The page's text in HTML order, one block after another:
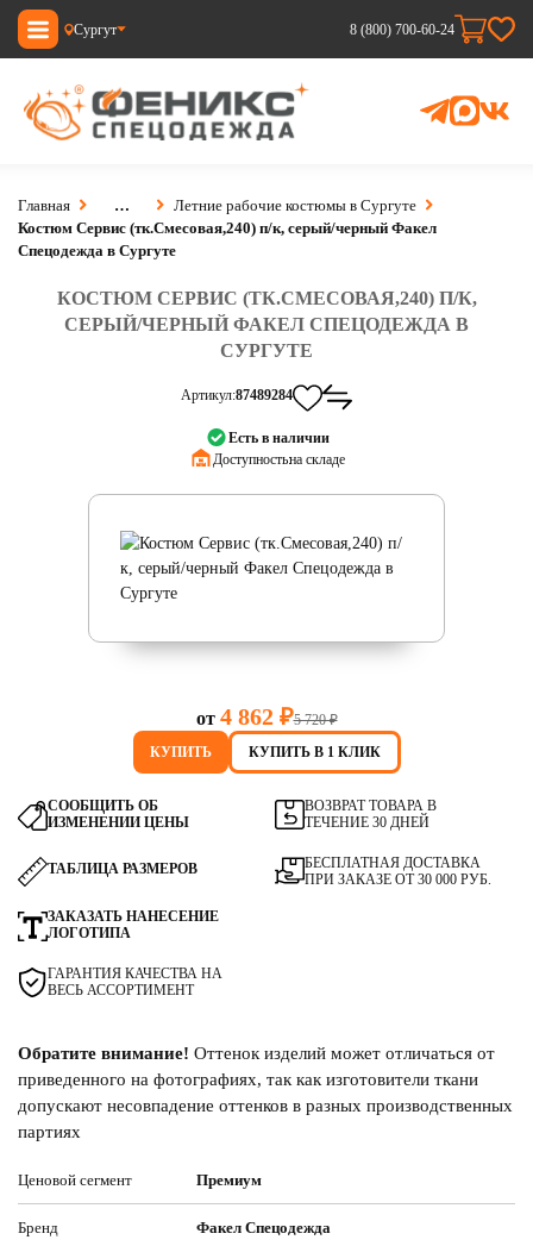
Сургут 8 (800) 700-60-24
Главная …
Летние рабочие костюмы в Сургуте
Костюм Сервис (тк.Смесовая,240) п/к, серый/черный Факел
Спецодежда в Сургуте
КОСТЮМ СЕРВИС (ТК.СМЕСОВАЯ,240) П/К,
СЕРЫЙ/ЧЕРНЫЙ ФАКЕЛ СПЕЦОДЕЖДА В
СУРГУТЕ
Артикул:87489284
Есть в наличии
Доступность:на складе
от 4 862 ₽5 720 ₽
КУПИТЬ
КУПИТЬ В 1 КЛИК
СООБЩИТЬ ОБ
ИЗМЕНЕНИИ ЦЕНЫ
ВОЗВРАТ ТОВАРА В
ТЕЧЕНИЕ 30 ДНЕЙ
ТАБЛИЦА РАЗМЕРОВ
ЗАКАЗАТЬ НАНЕСЕНИЕ
ЛОГОТИПА
ГАРАНТИЯ КАЧЕСТВА НА
ВЕСЬ АССОРТИМЕНТ
БЕСПЛАТНАЯ ДОСТАВКА
ПРИ ЗАКАЗЕ ОТ 30 000 РУБ.
Обратите внимание! Оттенок изделий может отличаться от
приведенного на фотографиях, так как изготовители ткани
допускают несовпадение оттенков в разных производственных
партиях
Ценовой сегмент Премиум
Бренд Факел Спецодежда